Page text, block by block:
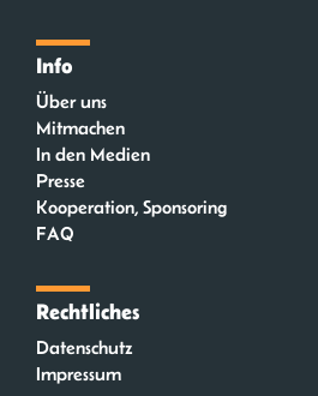
Info
Über uns
Mitmachen
In den Medien
Presse
Kooperation, Sponsoring
FAQ
Rechtliches
Datenschutz
Impressum